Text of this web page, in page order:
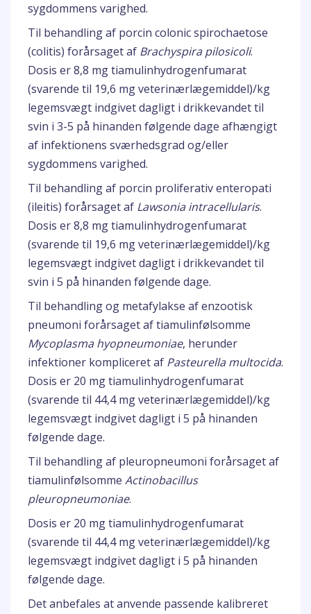
sygdommens varighed.
Til behandling af porcin colonic spirochaetose
(colitis) forårsaget af Brachyspira pilosicoli.
Dosis er 8,8 mg tiamulinhydrogenfumarat
(svarende til 19,6 mg veterinærlægemiddel)/kg
legemsvægt indgivet dagligt i drikkevandet til
svin i 3-5 på hinanden følgende dage afhængigt
af infektionens sværhedsgrad og/eller
sygdommens varighed.
Til behandling af porcin proliferativ enteropati
(ileitis) forårsaget af Lawsonia intracellularis.
Dosis er 8,8 mg tiamulinhydrogenfumarat
(svarende til 19,6 mg veterinærlægemiddel)/kg
legemsvægt indgivet dagligt i drikkevandet til
svin i 5 på hinanden følgende dage.
Til behandling og metafylakse af enzootisk
pneumoni forårsaget af tiamulinfølsomme
Mycoplasma hyopneumoniae, herunder
infektioner kompliceret af Pasteurella multocida.
Dosis er 20 mg tiamulinhydrogenfumarat
(svarende til 44,4 mg veterinærlægemiddel)/kg
legemsvægt indgivet dagligt i 5 på hinanden
følgende dage.
Til behandling af pleuropneumoni forårsaget af
tiamulinfølsomme Actinobacillus
pleuropneumoniae.
Dosis er 20 mg tiamulinhydrogenfumarat
(svarende til 44,4 mg veterinærlægemiddel)/kg
legemsvægt indgivet dagligt i 5 på hinanden
følgende dage.
Det anbefales at anvende passende kalibreret